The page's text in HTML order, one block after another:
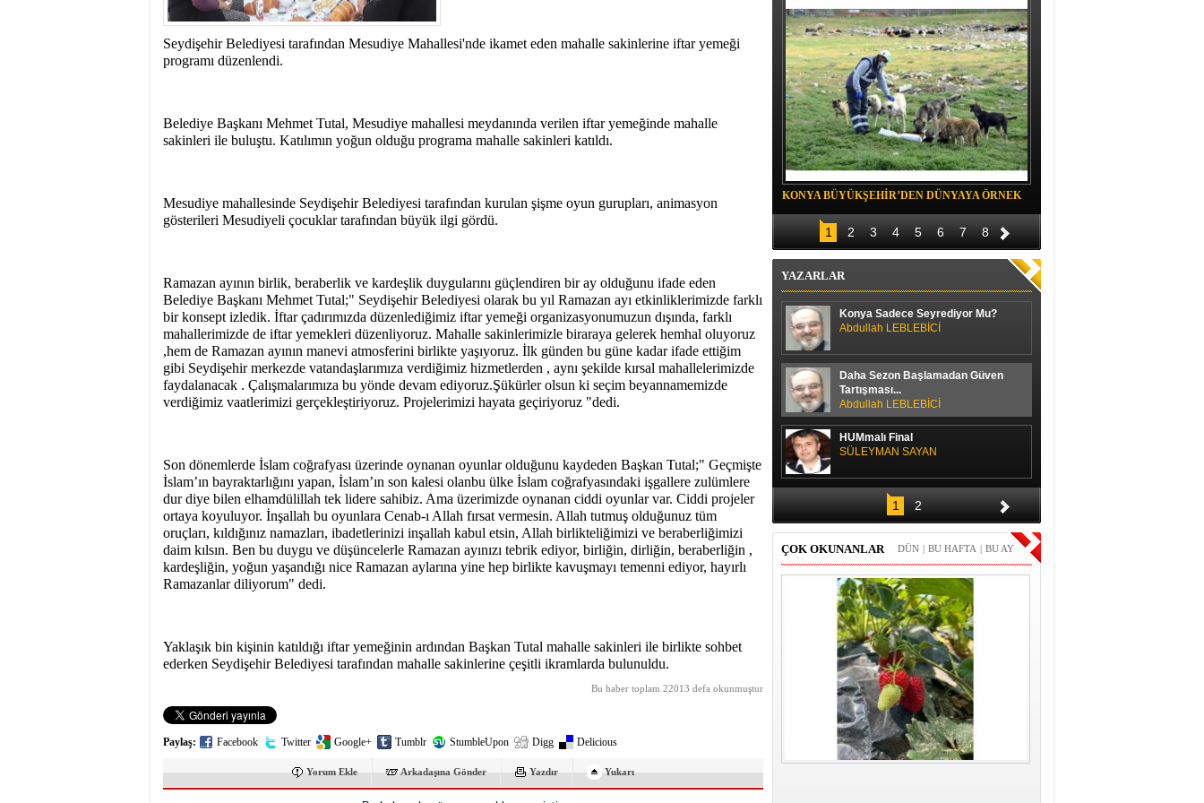
15:31- Seydişehir'in Boyalı Mahallesi'nde "Mor Mucize"
Seydişehir Belediyesi tarafından Mesudiye Mahallesi'nde ikamet eden mahalle sakinlerine iftar yemeği
programı düzenlendi.
Belediye Başkanı Mehmet Tutal, Mesudiye mahallesi meydanında verilen iftar yemeğinde mahalle
sakinleri ile buluştu. Katılımın yoğun olduğu programa mahalle sakinleri katıldı.
Mesudiye mahallesinde Seydişehir Belediyesi tarafından kurulan şişme oyun gurupları, animasyon
gösterileri Mesudiyeli çocuklar tarafından büyük ilgi gördü.
Ramazan ayının birlik, beraberlik ve kardeşlik duygularını güçlendiren bir ay olduğunu ifade eden
Belediye Başkanı Mehmet Tutal;" Seydişehir Belediyesi olarak bu yıl Ramazan ayı etkinliklerimizde farklı
bir konsept izledik. İftar çadırımızda düzenlediğimiz iftar yemeği organizasyonumuzun dışında, farklı
mahallerimizde de iftar yemekleri düzenliyoruz. Mahalle sakinlerimizle biraraya gelerek hemhal oluyoruz
,hem de Ramazan ayının manevi atmosferini birlikte yaşıyoruz. İlk günden bu güne kadar ifade ettiğim
gibi Seydişehir merkezde vatandaşlarımıza verdiğimiz hizmetlerden , aynı şekilde kırsal mahallelerimizde
faydalanacak . Çalışmalarımıza bu yönde devam ediyoruz.Şükürler olsun ki seçim beyannamemizde
verdiğimiz vaatlerimizi gerçekleştiriyoruz. Projelerimizi hayata geçiriyoruz "dedi.
Son dönemlerde İslam coğrafyası üzerinde oynanan oyunlar olduğunu kaydeden Başkan Tutal;" Geçmişte
İslam’ın bayraktarlığını yapan, İslam’ın son kalesi olanbu ülke İslam coğrafyasındaki işgallere zulümlere
dur diye bilen elhamdülillah tek lidere sahibiz. Ama üzerimizde oynanan ciddi oyunlar var. Ciddi projeler
ortaya koyuluyor. İnşallah bu oyunlara Cenab-ı Allah fırsat vermesin. Allah tutmuş olduğunuz tüm
oruçları, kıldığınız namazları, ibadetlerinizi inşallah kabul etsin, Allah birlikteliğimizi ve beraberliğimizi
daim kılsın. Ben bu duygu ve düşüncelerle Ramazan ayınızı tebrik ediyor, birliğin, dirliğin, beraberliğin ,
kardeşliğin, yoğun yaşandığı nice Ramazan aylarına yine hep birlikte kavuşmayı temenni ediyor, hayırlı
Ramazanlar diliyorum" dedi.
Yaklaşık bin kişinin katıldığı iftar yemeğinin ardından Başkan Tutal mahalle sakinleri ile birlikte sohbet
ederken Seydişehir Belediyesi tarafından mahalle sakinlerine çeşitli ikramlarda bulunuldu.
Bu haber toplam 22013 defa okunmuştur
Paylaş: Facebook Twitter Google+ Tumblr StumbleUpon Digg Delicious
Yorum Ekle Arkadaşına Gönder Yazdır Yukarı
KONYA BÜYÜKŞEHİR’DEN DÜNYAYA ÖRNEK
PROJE
1 2 3 4 5 6 7 8
YAZARLAR
Konya Sadece Seyrediyor Mu?
Abdullah LEBLEBİCİ
Daha Sezon Başlamadan Güven
Tartışması...
Abdullah LEBLEBİCİ
HUMmalı Final
SÜLEYMAN SAYAN
SPOR SOHBETİ
H. Yüksel GÜLAY
1 2
ÇOK OKUNANLAR BU AY
|
BU HAFTA
|
DÜN